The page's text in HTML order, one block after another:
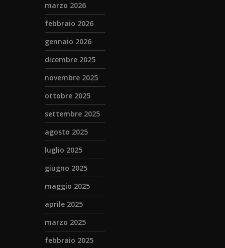
marzo 2026
febbraio 2026
gennaio 2026
dicembre 2025
novembre 2025
ottobre 2025
settembre 2025
agosto 2025
luglio 2025
giugno 2025
maggio 2025
aprile 2025
marzo 2025
febbraio 2025